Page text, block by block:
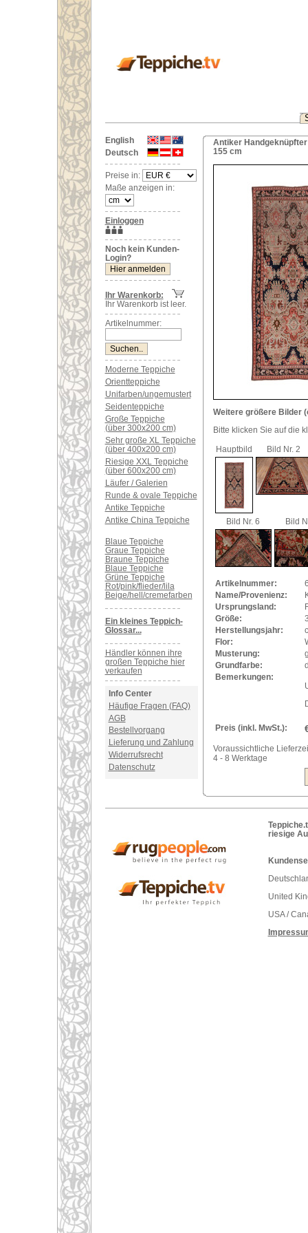
English
Deutsch
Preise in:
Maße anzeigen in:
Einloggen
Noch kein Kunden-
Login?
Ihr Warenkorb:
Ihr Warenkorb ist leer.
Artikelnummer:
Moderne Teppiche
Orientteppiche
Unifarben/ungemustert
Seidenteppiche
Große Teppiche
(über 300x200 cm)
Sehr große XL Teppiche
(über 400x200 cm)
Riesige XXL Teppiche
(über 600x200 cm)
Läufer / Galerien
Runde & ovale Teppiche
Antike Teppiche
Antike China Teppiche
Blaue Teppiche
Graue Teppiche
Braune Teppiche
Blaue Teppiche
Grüne Teppiche
Rot/pink/flieder/lila
Beige/hell/cremefarben
Ein kleines Teppich-
Glossar...
Händler können ihre
großen Teppiche hier
verkaufen
Info Center
Häufige Fragen (FAQ)
AGB
Bestellvorgang
Lieferung und Zahlung
Widerrufsrecht
Datenschutz
Antiker
155 cm
Weitere größere Bilder
Bitte klicken Sie auf die
Hauptbild
Bild Nr. 2
Bild Nr. 6 Bild
Artikelnummer:
Name/Provenienz:
Ursprungsland:
Größe:
Herstellungsjahr:
Flor:
Musterung:
Grundfarbe:
Bemerkungen:
Preis (inkl. MwSt.):
Voraussichtliche
4 - 8 Werktage
riesige
United
USA /